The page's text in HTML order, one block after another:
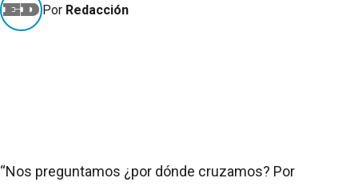
Por Redacción
“Nos preguntamos ¿por dónde cruzamos? Por